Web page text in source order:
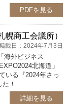
PDFを見る
幌商工会議所）
載日：2024年7月3日
海外ビジネス
北海道」
いる『2024年さっ
！
詳細を見る